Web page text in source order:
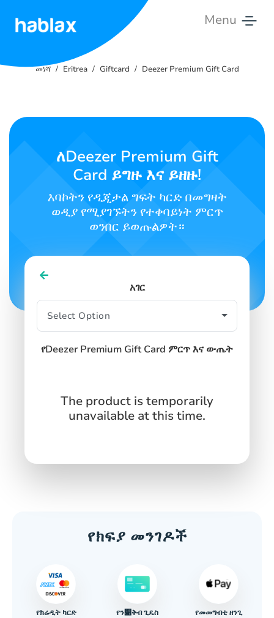
Menu
ከመወዳደር
መነሻ Eritrea Giftcard Deezer Premium Gift Card
ለDeezer Premium Gift
Card ይግዙ እና ይዘዙ!
እባኮትን የዲጂታል ግፍት ካርድ በመግዛት
ወዲያ የሚያገኙትን የተቀባይነት ምርጥ
ወንበር ይወጡልዎት።
አገር
የDeezer Premium Gift Card ምርጥ እና ውጤት
The product is temporarily
unavailable at this time.
የክፍያ መንገዶች
የክሬዲት ካርድ የን዁ቅብ ጊዴስ የመመግብቲ ዘንጊ